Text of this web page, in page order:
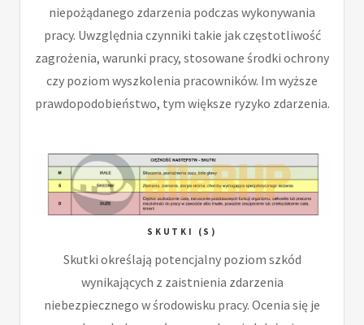
niepożądanego zdarzenia podczas wykonywania
pracy. Uwzględnia czynniki takie jak częstotliwość
zagrożenia, warunki pracy, stosowane środki ochrony
czy poziom wyszkolenia pracowników. Im wyższe
prawdopodobieństwo, tym większe ryzyko zdarzenia.
SKUTKI (S)
Skutki określają potencjalny poziom szkód
wynikających z zaistnienia zdarzenia
niebezpiecznego w środowisku pracy. Ocenia się je